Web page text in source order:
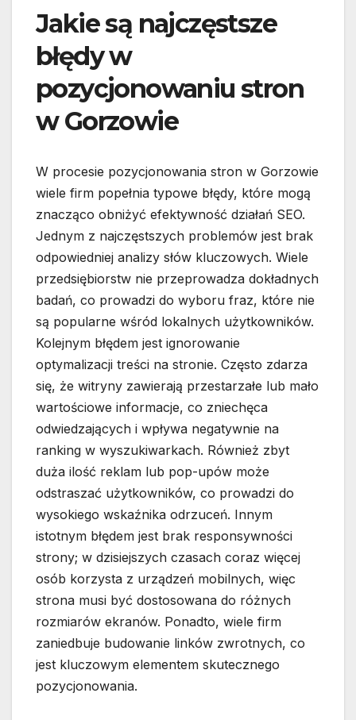
Jakie są najczęstsze
błędy w
pozycjonowaniu stron
w Gorzowie
W procesie pozycjonowania stron w Gorzowie
wiele firm popełnia typowe błędy, które mogą
znacząco obniżyć efektywność działań SEO.
Jednym z najczęstszych problemów jest brak
odpowiedniej analizy słów kluczowych. Wiele
przedsiębiorstw nie przeprowadza dokładnych
badań, co prowadzi do wyboru fraz, które nie
są popularne wśród lokalnych użytkowników.
Kolejnym błędem jest ignorowanie
optymalizacji treści na stronie. Często zdarza
się, że witryny zawierają przestarzałe lub mało
wartościowe informacje, co zniechęca
odwiedzających i wpływa negatywnie na
ranking w wyszukiwarkach. Również zbyt
duża ilość reklam lub pop-upów może
odstraszać użytkowników, co prowadzi do
wysokiego wskaźnika odrzuceń. Innym
istotnym błędem jest brak responsywności
strony; w dzisiejszych czasach coraz więcej
osób korzysta z urządzeń mobilnych, więc
strona musi być dostosowana do różnych
rozmiarów ekranów. Ponadto, wiele firm
zaniedbuje budowanie linków zwrotnych, co
jest kluczowym elementem skutecznego
pozycjonowania.